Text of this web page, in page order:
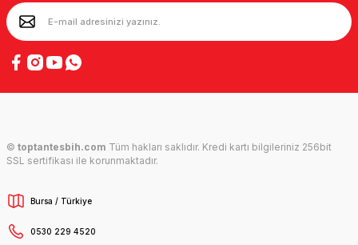
© toptantesbih.com Tüm hakları saklıdır. Kredi kartı bilgileriniz 256bit
SSL sertifikası ile korunmaktadır.
Bursa / Türkiye
0530 229 4520